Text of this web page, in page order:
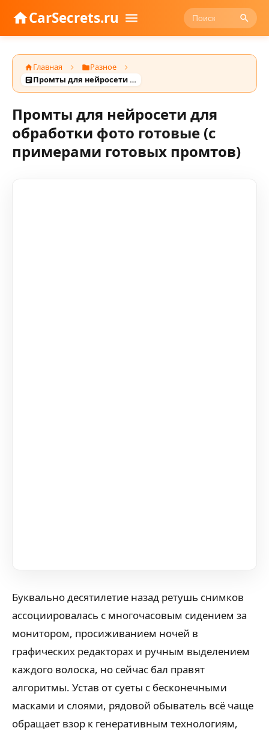
CarSecrets.ru
Главная
Разное
Промты для нейросети для обработки фото готовые (с примерами готовых промтов)
Промты для нейросети для
обработки фото готовые (с
примерами готовых промтов)
Буквально десятилетие назад ретушь снимков
ассоциировалась с многочасовым сидением за
монитором, просиживанием ночей в
графических редакторах и ручным выделением
каждого волоска, но сейчас бал правят
алгоритмы. Устав от суеты с бесконечными
масками и слоями, рядовой обыватель всё чаще
обращает взор к генеративным технологиям,